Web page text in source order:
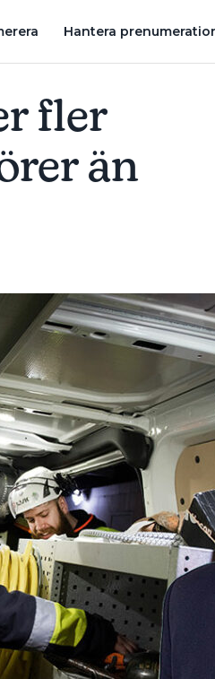
Hantera
fler
än
”DET ÄR GALET ATT BRANSCHEN